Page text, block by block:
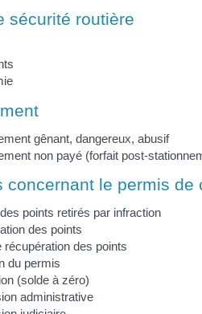
sécurité routière
gênant, dangereux, abusif
non payé (forfait post-
concernant le permis de
points retirés par infraction
des points
récupération des points
du permis
(solde à zéro)
administrative